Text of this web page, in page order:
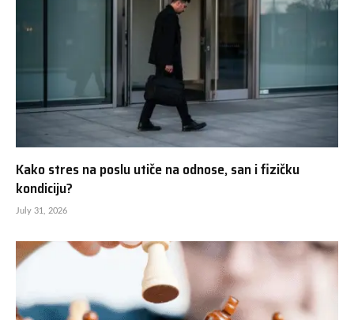
Kako stres na poslu utiče na odnose, san i fizičku
kondiciju?
July 31, 2026